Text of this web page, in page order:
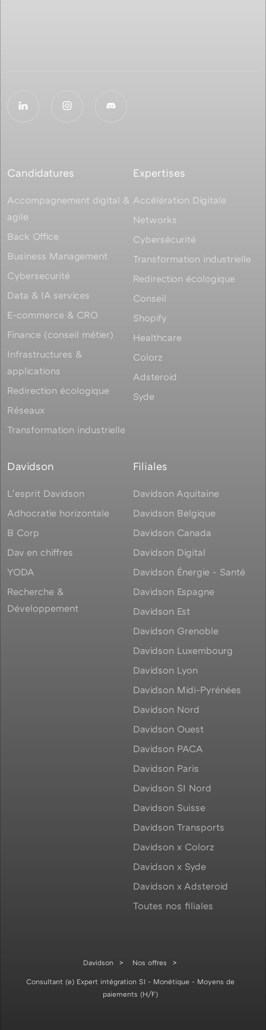
Candidatures
Accompagnement digital &
agile
Back Office
Business Management
Cybersecurité
Data & IA services
E-commerce & CRO
Finance (conseil métier)
Infrastructures &
applications
Redirection écologique
Réseaux
Transformation industrielle
Expertises
Accélération Digitale
Networks
Cybersécurité
Transformation industrielle
Redirection écologique
Conseil
Shopify
Healthcare
Colorz
Adsteroid
Syde
Davidson
Lʼesprit Davidson
Adhocratie horizontale
B Corp
Dav en chiffres
YODA
Recherche &
Développement
Filiales
Davidson Aquitaine
Davidson Belgique
Davidson Canada
Davidson Digital
Davidson Énergie - Santé
Davidson Espagne
Davidson Est
Davidson Grenoble
Davidson Luxembourg
Davidson Lyon
Davidson Midi-Pyrénées
Davidson Nord
Davidson Ouest
Davidson PACA
Davidson Paris
Davidson SI Nord
Davidson Suisse
Davidson Transports
Davidson x Colorz
Davidson x Syde
Davidson x Adsteroid
Toutes nos filiales
Davidson Nos offres
Consultant (e) Expert intégration SI - Monétique - Moyens de
paiements (H/F)